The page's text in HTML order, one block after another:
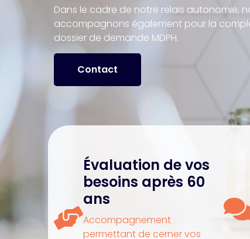
Dans le cadre de notre relais autonomie,
accompagnons également pour la
dossier de demande MDPH.
Contact
Évaluation de vos
besoins après 60
ans
Accompagnement
permettant de cerner vos